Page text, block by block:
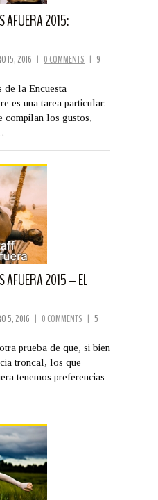
AFUERA 2015:
15, 2016 | 0 COMMENTS | 9
de la Encuesta
es una tarea particular:
compilan los gustos,
AFUERA 2015 – EL
5, 2016 | 0 COMMENTS | 5
prueba de que, si bien
troncal, los que
tenemos preferencias